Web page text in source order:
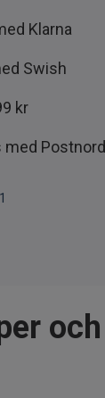
Klarna
Swish
kr
med Postnord
och